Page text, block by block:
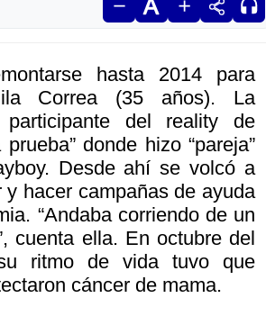
hasta 2014 para
Correa (35 años). La
participante del reality de
donde hizo “pareja”
Desde ahí se volcó a
y hacer campañas de ayuda
“Andaba corriendo de un
cuenta ella. En octubre del
ritmo de vida tuvo que
cáncer de mama.